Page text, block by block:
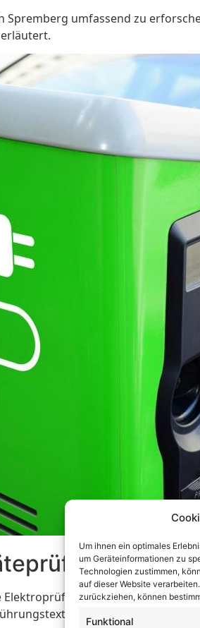
Um ihnen ein optimales
um Geräteinformationen zu
Technologien zustimmen,
auf dieser Website
zurückziehen, können
Funktional
umfassend zu
Geräteprüfung in
erforderlich ist,